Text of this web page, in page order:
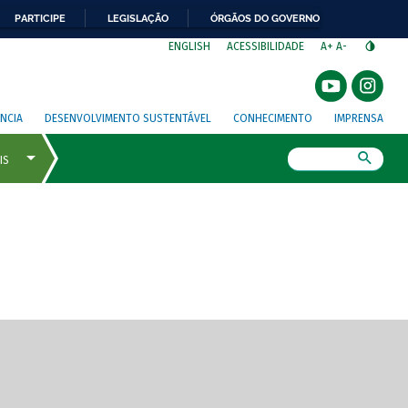
PARTICIPE LEGISLAÇÃO ÓRGÃOS DO GOVERNO
ENGLISH ACESSIBILIDADE A+ A-
DESENVOLVIMENTO SUSTENTÁVEL CONHECIMENTO IMPRENSA
de tela